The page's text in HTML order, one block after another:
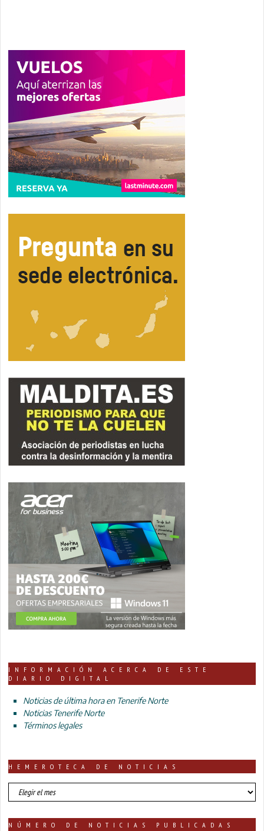
INFORMACIÓN ACERCA DE ESTE
DIARIO DIGITAL
Noticias de última hora en Tenerife Norte
Noticias Tenerife Norte
Términos legales
HEMEROTECA DE NOTICIAS
HEMEROTECA
DE
NÚMERO DE NOTICIAS PUBLICADAS